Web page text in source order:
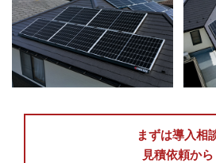
まずは導入相
見積依頼から